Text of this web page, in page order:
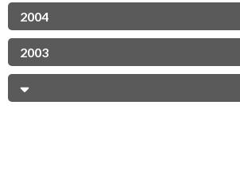
2004
2003